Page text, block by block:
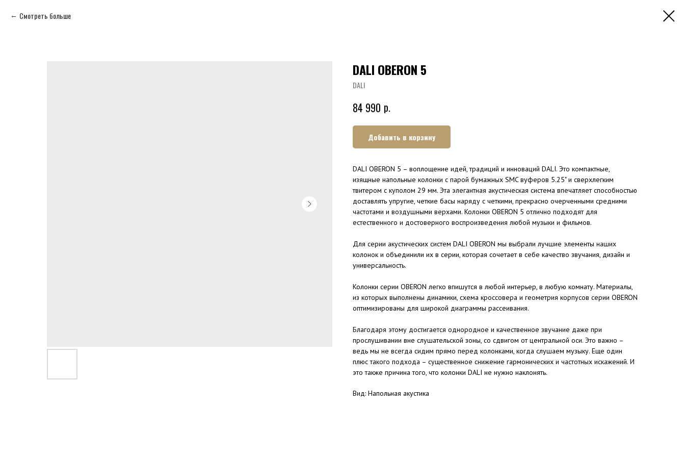
Смотреть больше
DALI OBERON 5
DALI
84 990 р.
Добавить в корзину
DALI OBERON 5 – воплощение идей, традиций и инноваций DALI. Это компактные,
изящные напольные колонки с парой бумажных SMC вуферов 5.25" и сверхлегким
твитером с куполом 29 мм. Эта элегантная акустическая система впечатляет способностью
доставлять упругие, четкие басы наряду с четкими, прекрасно очерченными средними
частотами и воздушными верхами. Колонки OBERON 5 отлично подходят для
естественного и достоверного воспроизведения любой музыки и фильмов.
Для серии акустических систем DALI OBERON мы выбрали лучшие элементы наших
колонок и объединили их в серии, которая сочетает в себе качество звучания, дизайн и
универсальность.
Колонки серии OBERON легко впишутся в любой интерьер, в любую комнату. Материалы,
из которых выполнены динамики, схема кроссовера и геометрия корпусов серии OBERON
оптимизированы для широкой диаграммы рассеивания.
Благодаря этому достигается однородное и качественное звучание даже при
прослушивании вне слушательской зоны, со сдвигом от центральной оси. Это важно –
ведь мы не всегда сидим прямо перед колонками, когда слушаем музыку. Еще один
плюс такого подхода – существенное снижение гармонических и частотных искажений. И
это также причина того, что колонки DALI не нужно наклонять.
Вид: Напольная акустика